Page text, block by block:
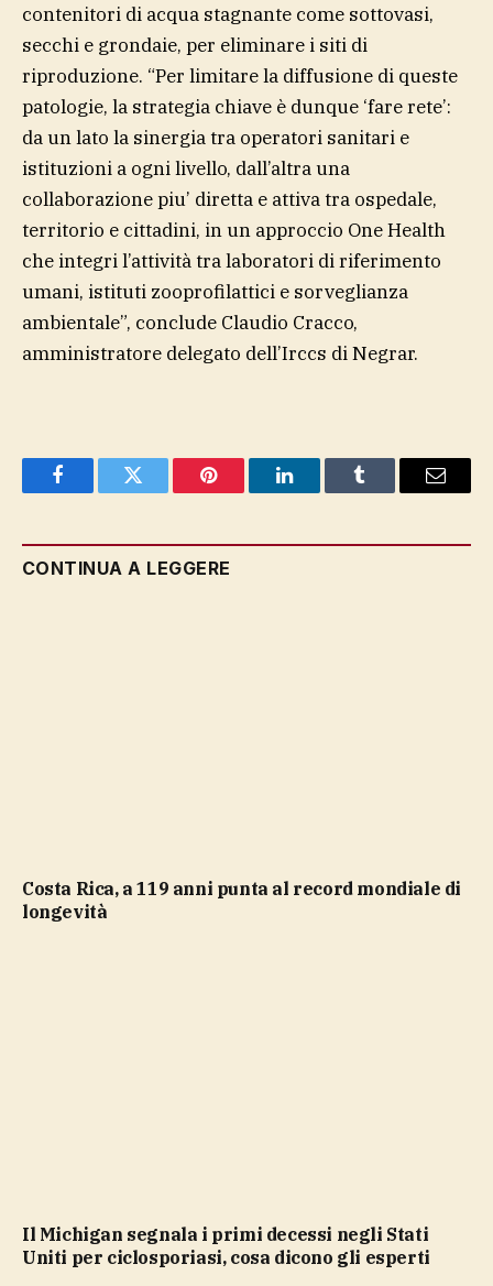
contenitori di acqua stagnante come sottovasi,
secchi e grondaie, per eliminare i siti di
riproduzione. “Per limitare la diffusione di queste
patologie, la strategia chiave è dunque ‘fare rete’:
da un lato la sinergia tra operatori sanitari e
istituzioni a ogni livello, dall’altra una
collaborazione piu’ diretta e attiva tra ospedale,
territorio e cittadini, in un approccio One Health
che integri l’attività tra laboratori di riferimento
umani, istituti zooprofilattici e sorveglianza
ambientale”, conclude Claudio Cracco,
amministratore delegato dell’Irccs di Negrar.
FacebookTwitter Pinterest LinkedInTumblr Email
CONTINUA A LEGGERE
Costa Rica, a 119 anni punta al record mondiale di
longevità
Il Michigan segnala i primi decessi negli Stati
Uniti per ciclosporiasi, cosa dicono gli esperti